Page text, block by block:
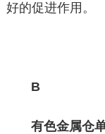
好的促进作用。
B
有色金属仓